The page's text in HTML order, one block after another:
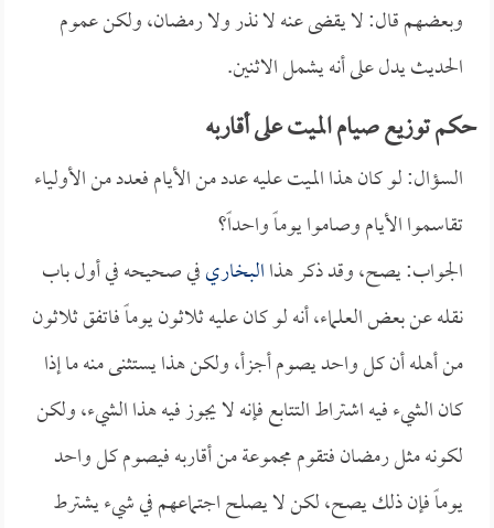
وبعضهم قال: لا يقضى عنه لا نذر ولا رمضان، ولكن عموم
الحديث يدل على أنه يشمل الاثنين.
حكم توزيع صيام الميت على أقاربه
السؤال: لو كان هذا الميت عليه عدد من الأيام فعدد من الأولياء
تقاسموا الأيام وصاموا يوماً واحداً؟
الجواب: يصح، وقد ذكر هذاالبخاريفي صحيحه في أول باب
نقله عن بعض العلماء، أنه لو كان عليه ثلاثون يوماً فاتفق ثلاثون
من أهله أن كل واحد يصوم أجزأ، ولكن هذا يستثنى منه ما إذا
كان الشيء فيه اشتراط التتابع فإنه لا يجوز فيه هذا الشيء، ولكن
لكونه مثل رمضان فتقوم مجموعة من أقاربه فيصوم كل واحد
يوماً فإن ذلك يصح، لكن لا يصلح اجتماعهم في شيء يشترط